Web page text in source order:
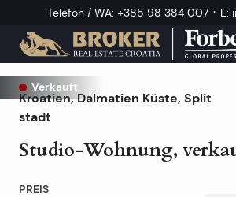
Telefon / WA: +385 98 384 007 · E:
Verkauft
Kroatien,Dalmatien Küste, Split
stadt
Studio-Wohnung,
PREIS